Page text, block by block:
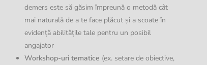
demers este să găsim împreună o metodă cât
mai naturală de a te face plăcut și a scoate în
evidență abilitățile tale pentru un posibil
angajator
Workshop-uri tematice (ex. setare de obiective,